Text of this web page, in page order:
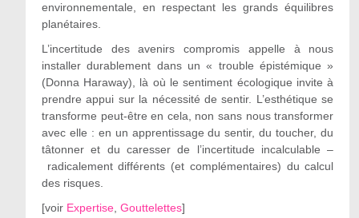
environnementale, en respectant les grands équilibres
planétaires.
L’incertitude des avenirs compromis appelle à nous
installer durablement dans un « trouble épistémique »
(Donna Haraway), là où le sentiment écologique invite à
prendre appui sur la nécessité de sentir. L’esthétique se
transforme peut-être en cela, non sans nous transformer
avec elle : en un apprentissage du sentir, du toucher, du
tâtonner et du caresser de l’incertitude incalculable –
radicalement différents (et complémentaires) du calcul
des risques.
[voir Expertise, Gouttelettes]